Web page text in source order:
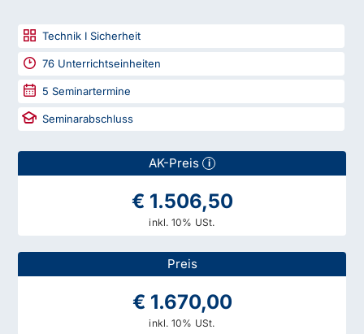
Technik I Sicherheit
76 Unterrichtseinheiten
5 Seminartermine
Seminarabschluss
AK-Preis i
€ 1.506,50
inkl. 10% USt.
Preis
€ 1.670,00
inkl. 10% USt.